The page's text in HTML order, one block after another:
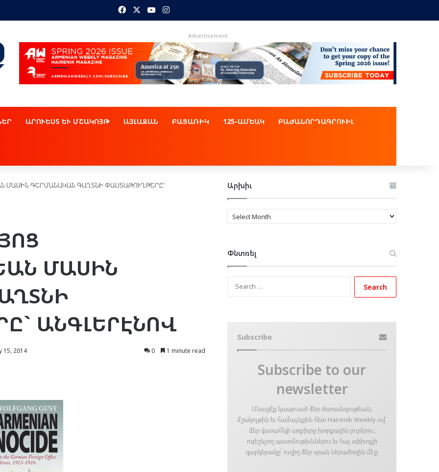
FacebookYouTubeInstagram
Advertisement
ԱՐՈՒԵՍՏ ԵՒ ՄՇԱԿՈՅԹ ԱՅԼԱԶԱՆ ԲԱՑԱՌԻԿ 125-ԱՄԵԱԿ ԲԱԺԱՆՈՐԴԱԳՐՈՒԻԼ
ՄԱՍԻՆ ԳԵՐՄԱՆԱԿԱՆ ԳԱՂՏՆԻ ՓԱՍՏԱԹՈՒՂԹԵՐԸ`
ՄԱՍԻՆ
ԱՆԳԼԵՐԷՆՈՎ
15, 2014 0 1 minute read
Արխիւ
Արխիւ
Փնտռել
Subscribe
Subscribe to our
newsletter
Մնացէ՛ք կապուած ձեր ժառանգութեան,
մշակոյթին եւ համայնքին հետ Hairenik Weekly-ով՝
ձեր վստահելի աղբիւրը խորքային լուրերու,
ոգեշնչող պատմութիւններու եւ հայ սփիւռքի
զարկերակը՝ ուղիղ ձեր սրան ներածողին մէջ։